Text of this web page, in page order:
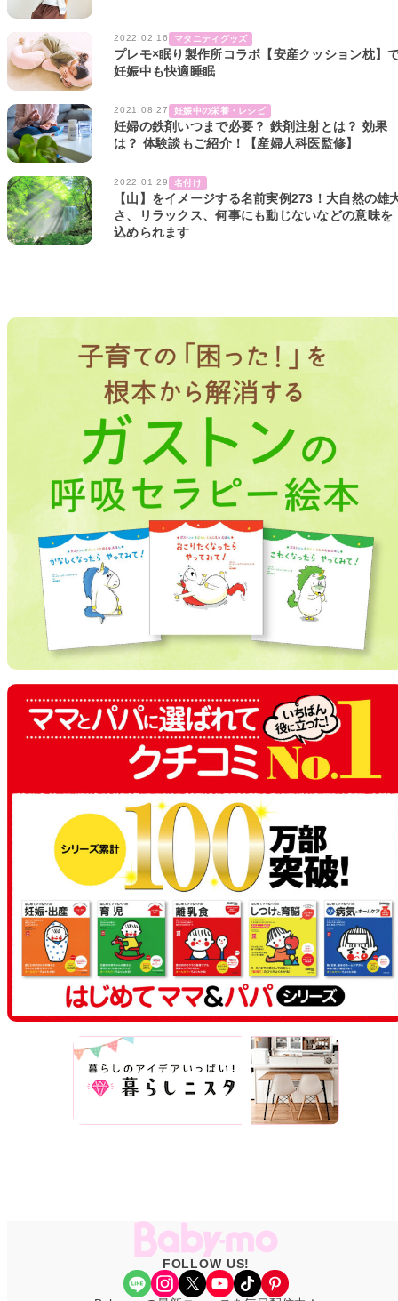
2022.02.16 マタニティグッズ
プレモ×眠り製作所コラボ【安産クッション枕】
妊娠中も快適睡眠
2021.08.27 妊娠中の栄養・レシピ
妊婦の鉄剤いつまで必要？ 鉄剤注射とは？ 効果
は？ 体験談もご紹介！【産婦人科医監修】
2022.01.29 名付け
【山】をイメージする名前実例273！大自然の雄
さ、リラックス、何事にも動じないなどの意味を
込められます
FOLLOW US!
Share Icon Instagram X YouTube TikTok Pinterest